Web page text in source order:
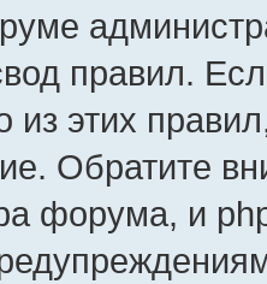
правил.
из этих
Обратите
форума, и